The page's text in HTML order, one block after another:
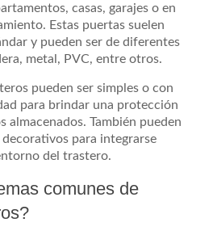
casas, garajes o en
Estas puertas suelen
y pueden ser de diferentes
metal, PVC, entre otros.
pueden ser simples o con
para brindar una protección
almacenados. También pueden
para integrarse
del trastero.
comunes de